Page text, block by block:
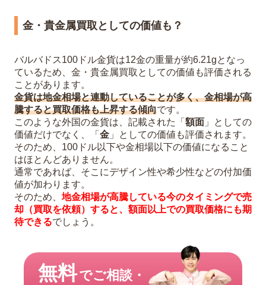
金・貴金属買取としての価値も？
バルバドス100ドル金貨は12金の重量が約6.21gとなっ
ているため、金・貴金属買取としての価値も評価される
ことがあります。
金貨は地金相場と連動していることが多く、金相場が高
騰すると買取価格も上昇する傾向です。
このような外国の金貨は、記載された「 額面 」としての
価値だけでなく、「 金 」としての価値も評価されます。
そのため、100ドル以下や金相場以下の価値になること
はほとんどありません。
通常であれば、そこにデザイン性や希少性などの付加価
値が加わります。
そのため、 地金相場が高騰している今のタイミングで売
却（買取を依頼）すると、額面以上での買取価格にも期
待できるでしょう。
無料でご相談・